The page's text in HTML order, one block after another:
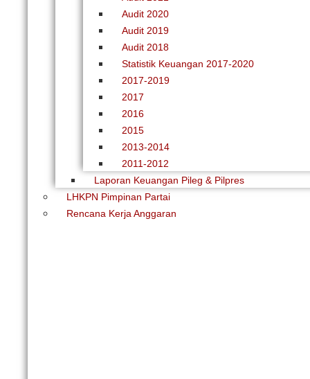
Audit 2020
Audit 2019
Audit 2018
Statistik Keuangan 2017-2020
2017-2019
2017
2016
2015
2013-2014
2011-2012
Laporan Keuangan Pileg & Pilpres
LHKPN Pimpinan Partai
Rencana Kerja Anggaran